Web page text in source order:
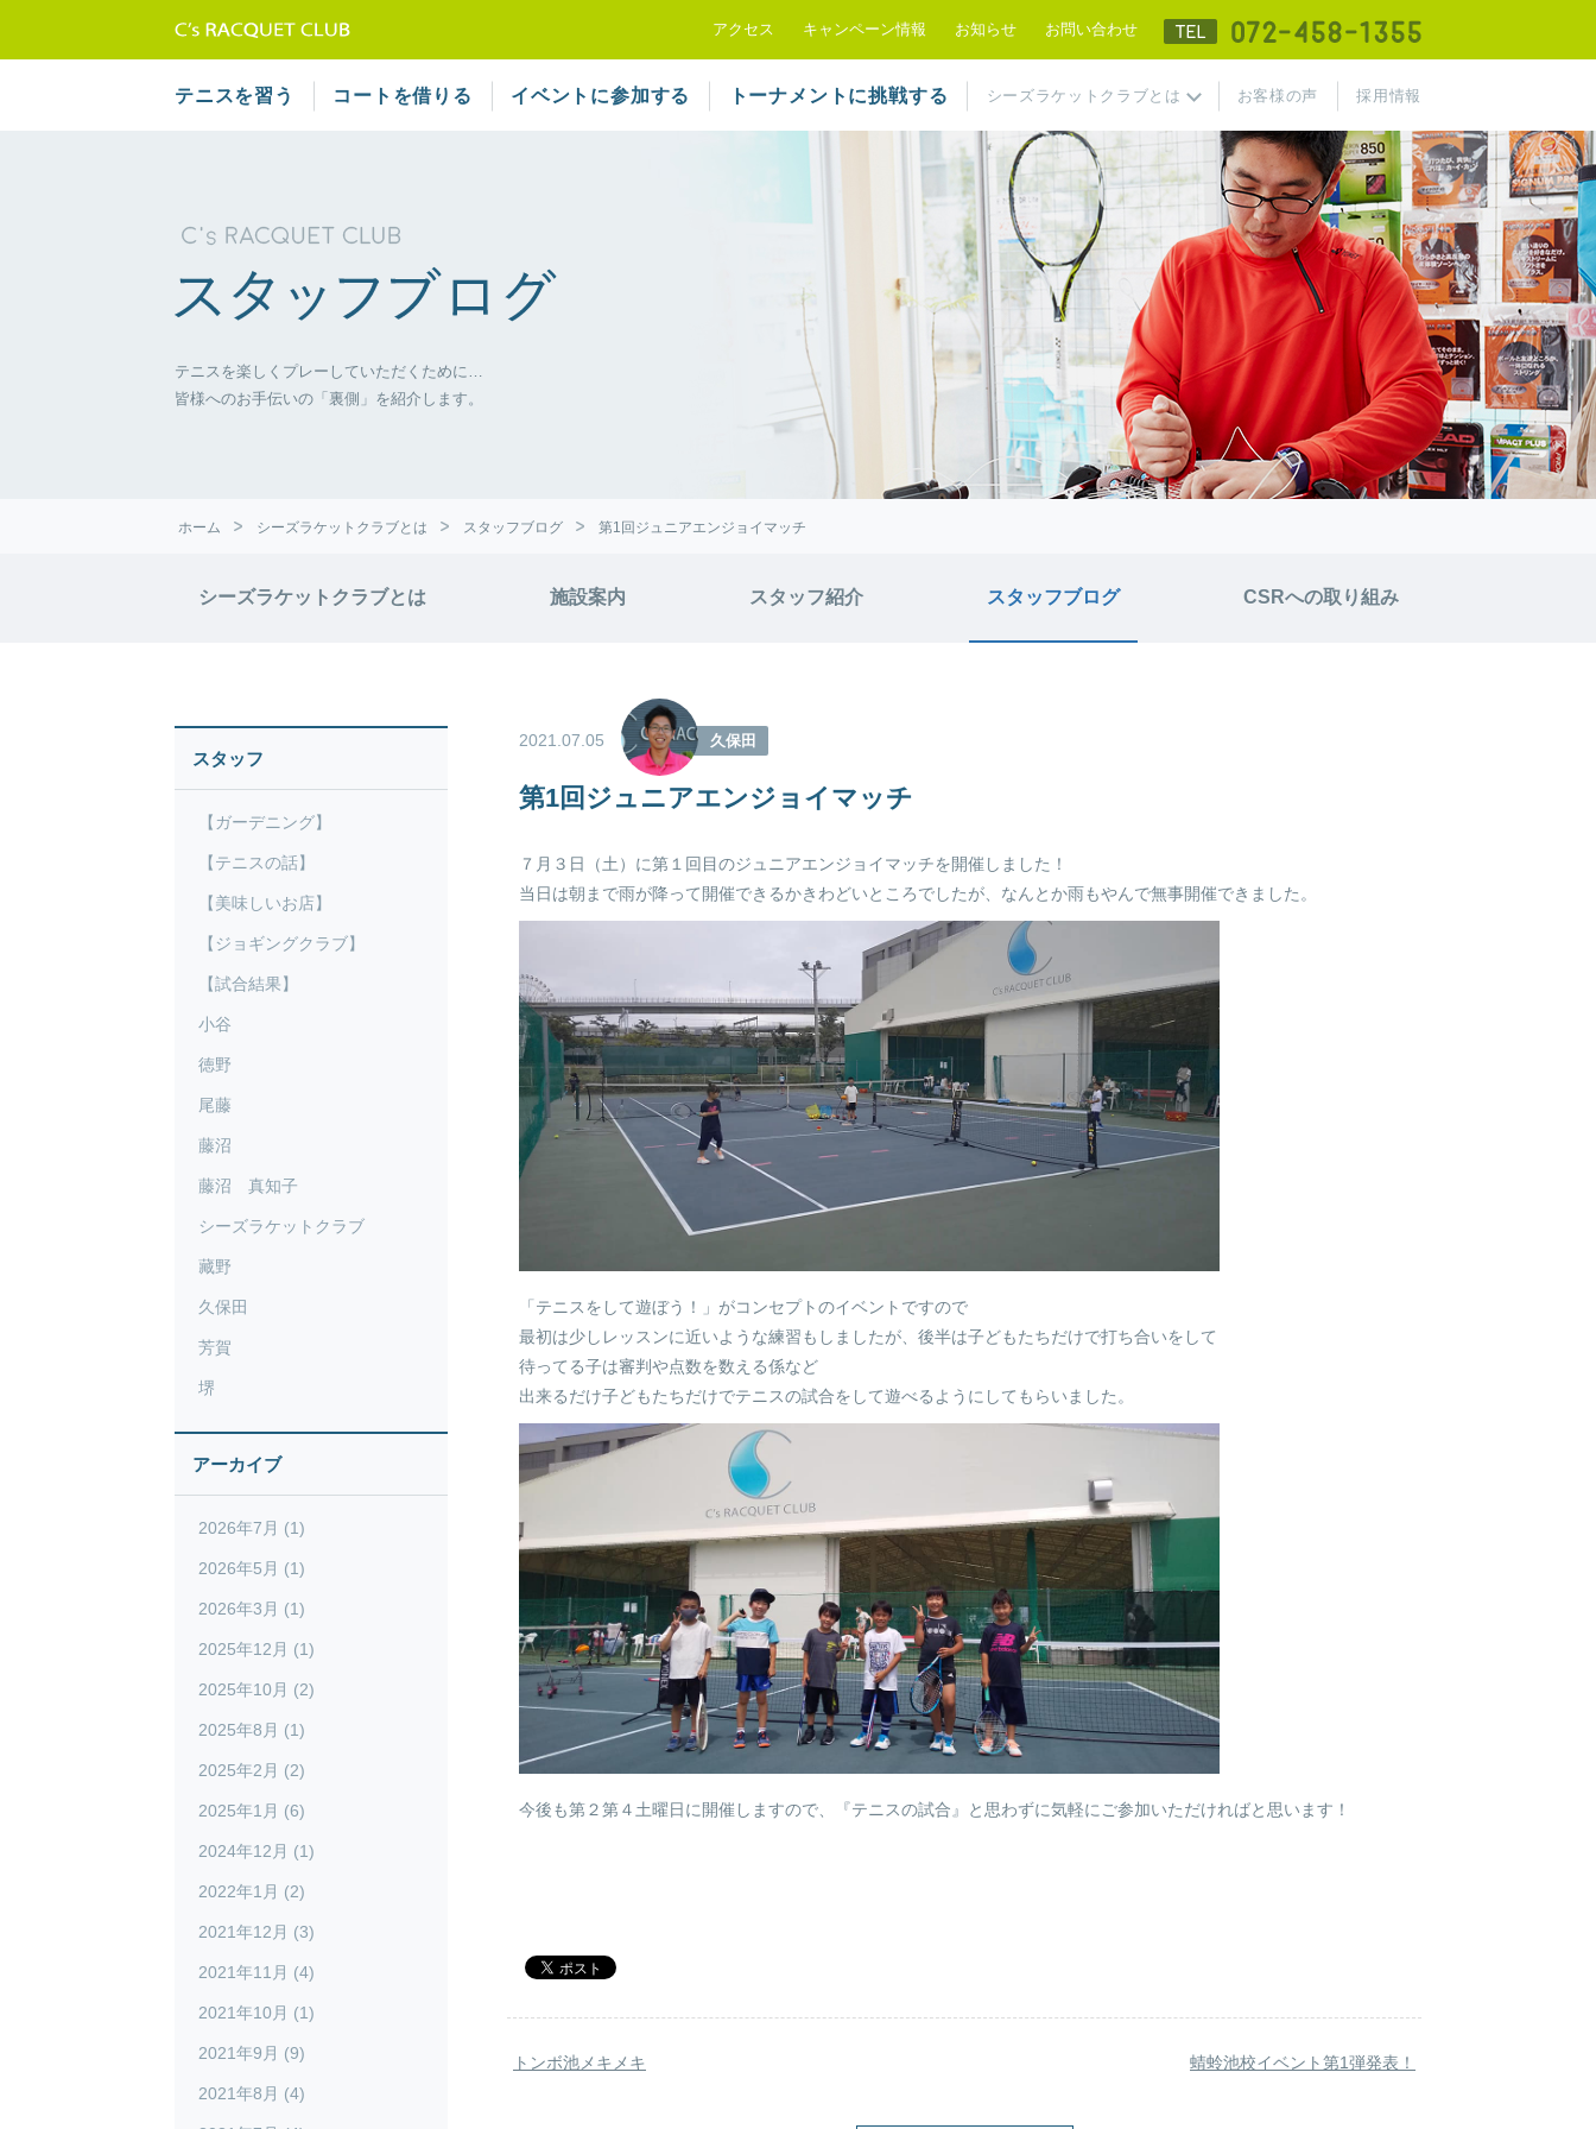
アクセス キャンペーン情報 お知らせ お問い合わせ
テニスを習う コートを借りる イベントに参加する トーナメントに挑戦する シーズラケットクラブとは お客様の声 採用情報
テニスを楽しくプレーしていただくために…
皆様へのお手伝いの「裏側」を紹介します。
ホーム シーズラケットクラブとは スタッフブログ 第1回ジュニアエンジョイマッチ
シーズラケットクラブとは 施設案内 スタッフ紹介 スタッフブログ CSRへの取り組み
2021.07.05 久保田
第1回ジュニアエンジョイマッチ
７月３日（土）に第１回目のジュニアエンジョイマッチを開催しました！
当日は朝まで雨が降って開催できるかきわどいところでしたが、なんとか雨もやんで無事開催できました。
「テニスをして遊ぼう！」がコンセプトのイベントですので
最初は少しレッスンに近いような練習もしましたが、後半は子どもたちだけで打ち合いをして
待ってる子は審判や点数を数える係など
出来るだけ子どもたちだけでテニスの試合をして遊べるようにしてもらいました。
今後も第２第４土曜日に開催しますので、『テニスの試合』と思わずに気軽にご参加いただければと思います！
トンボ池メキメキ 蜻蛉池校イベント第1弾発表！
スタッフ
【ガーデニング】
【テニスの話】
【美味しいお店】
【ジョギングクラブ】
【試合結果】
小谷
徳野
尾藤
藤沼
藤沼 真知子
シーズラケットクラブ
藏野
久保田
芳賀
堺
アーカイブ
2026年7月 (1)
2026年5月 (1)
2026年3月 (1)
2025年12月 (1)
2025年10月 (2)
2025年8月 (1)
2025年2月 (2)
2025年1月 (6)
2024年12月 (1)
2022年1月 (2)
2021年12月 (3)
2021年11月 (4)
2021年10月 (1)
2021年9月 (9)
2021年8月 (4)